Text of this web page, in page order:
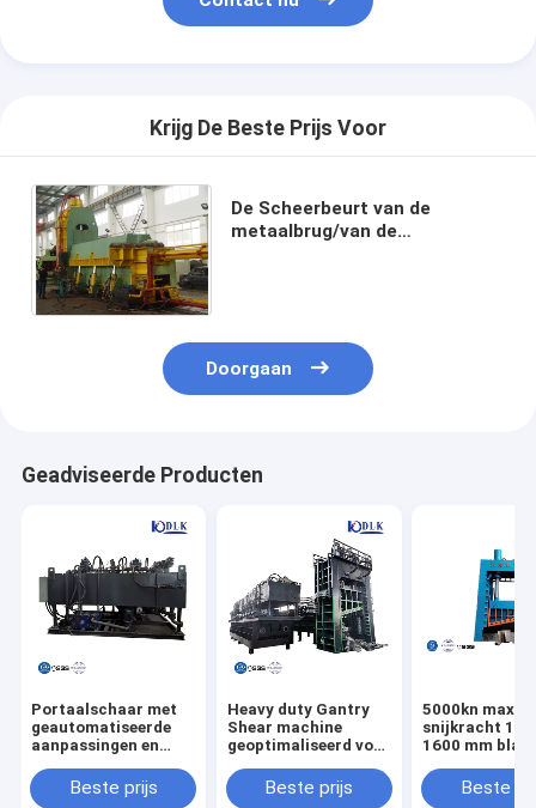
Krijg De Beste Prijs Voor
De Scheerbeurt van de
metaalbrug/van de
Doorgaan
Geadviseerde Producten
Portaalschaar met
geautomatiseerde
aanpassingen en
met 42CrMo-bladen
voor verbeterde
Beste prijs
Heavy duty Gantry
Shear machine
geoptimaliseerd voor
van metalen vormen
ronde vierkant
Beste prijs
5000kn
snijkracht
1600 mm
Beste